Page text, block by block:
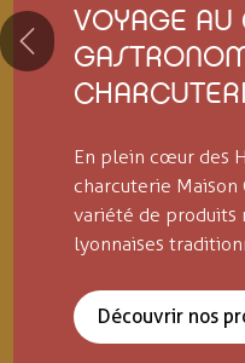
VOYAGE AU
En plein cœur des
charcuterie Maison
variété de produits
lyonnaises
Découvrir nos
Previous